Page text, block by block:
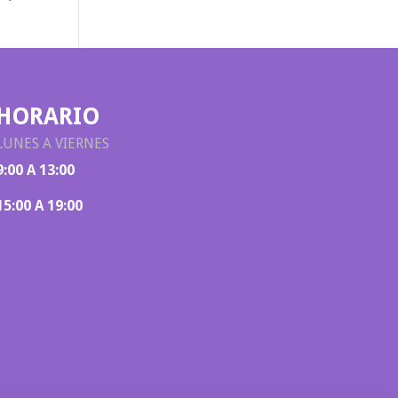
A VIERNES
A 13:00
A 19:00